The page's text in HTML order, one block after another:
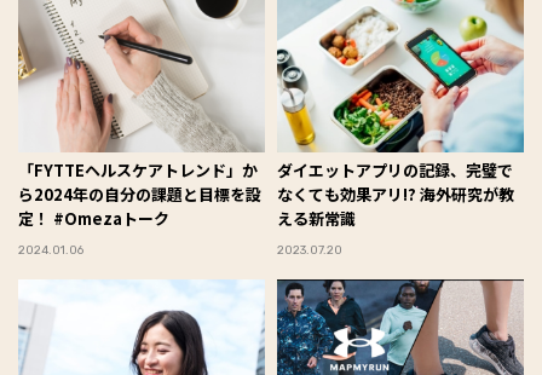
「FYTTEヘルスケアトレンド」か
ら2024年の自分の課題と目標を設
定！ #Omezaトーク
2024.01.06
ダイエットアプリの記録、完璧で
なくても効果アリ!? 海外研究が教
える新常識
2023.07.20